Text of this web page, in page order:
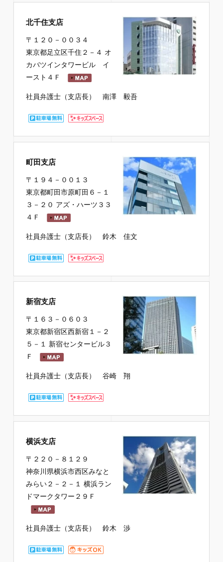
北千住支店
〒１２０－００３４
東京都足立区千住２－４ オ
カバツインタワービル イ
ースト４Ｆ
社員弁護士（支店長） 南澤 毅吾
町田支店
〒１９４－００１３
東京都町田市原町田６－１
３－２０ アズ・ハーツ３３
４Ｆ
社員弁護士（支店長） 鈴木 佳文
新宿支店
〒１６３－０６０３
東京都新宿区西新宿１－２
５－１ 新宿センタービル３
Ｆ
社員弁護士（支店長） 谷崎 翔
横浜支店
〒２２０－８１２９
神奈川県横浜市西区みなと
みらい２－２－１ 横浜ラン
ドマークタワー２９Ｆ
社員弁護士（支店長） 鈴木 渉